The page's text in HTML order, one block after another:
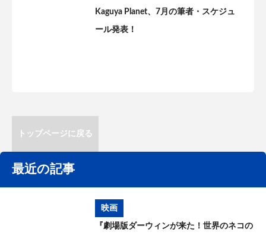
Kaguya Planet、7月の筆者・スケジュ
ール発表！
トップページに戻る
最近の記事
映画
『劇場版ダーウィンが来た！世界のネコの